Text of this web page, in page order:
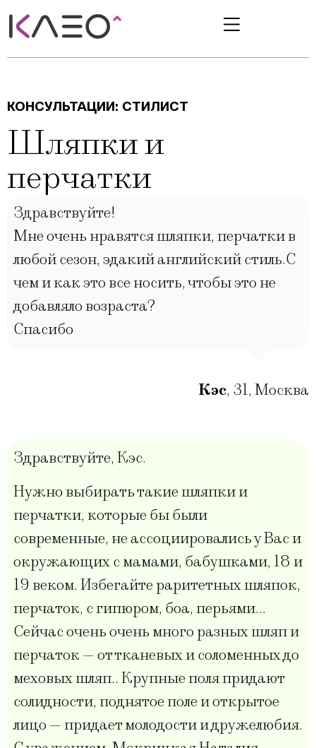
КОНСУЛЬТАЦИИ: СТИЛИСТ
Шляпки и
перчатки
Здравствуйте!
Мне очень нравятся шляпки, перчатки в
любой сезон, эдакий английский стиль.С
чем и как это все носить, чтобы это не
добавляло возраста?
Спасибо
Кэс, 31, Москва
Здравствуйте, Кэс.
Нужно выбирать такие шляпки и
перчатки, которые бы были
современные, не ассоциировались у Вас и
окружающих с мамами, бабушками, 18 и
19 веком. Избегайте раритетных шляпок,
перчаток, с гипюром, боа, перьями…
Сейчас очень очень много разных шляп и
перчаток — от тканевых и соломенных до
меховых шляп.. Крупные поля придают
солидности, поднятое поле и открытое
лицо — придает молодости и дружелюбия.